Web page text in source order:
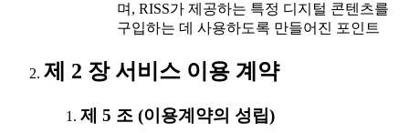
며, RISS가 제공하는 특정 디지털 콘텐츠를
구입하는 데 사용하도록 만들어진 포인트
제 2 장 서비스 이용 계약
제 5 조 (이용계약의 성립)